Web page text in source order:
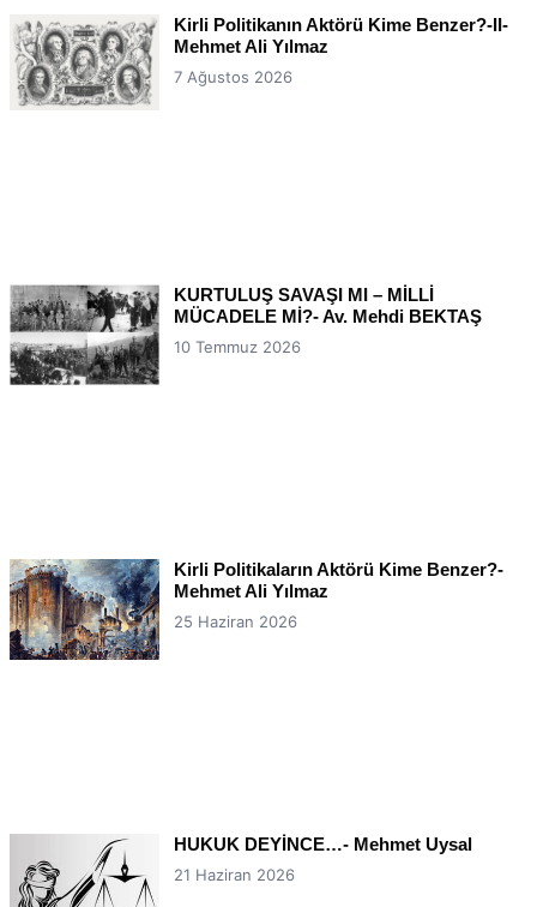
Kirli Politikanın Aktörü Kime Benzer?-II-
Mehmet Ali Yılmaz
7 Ağustos 2026
KURTULUŞ SAVAŞI MI – MİLLİ
MÜCADELE Mİ?- Av. Mehdi BEKTAŞ
10 Temmuz 2026
Kirli Politikaların Aktörü Kime Benzer?-
Mehmet Ali Yılmaz
25 Haziran 2026
HUKUK DEYİNCE…- Mehmet Uysal
21 Haziran 2026